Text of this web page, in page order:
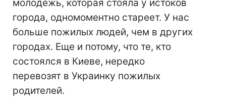
молодежь, которая стояла у истоков
города, одномоментно стареет. У нас
больше пожилых людей, чем в других
городах. Еще и потому, что те, кто
состоялся в Киеве, нередко
перевозят в Украинку пожилых
родителей.